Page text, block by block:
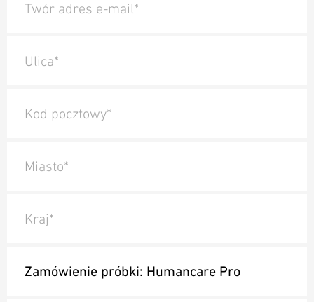
Twór adres e-mail*
Ulica*
Kod pocztowy*
Miasto*
Kraj*